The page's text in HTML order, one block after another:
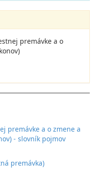
premávke a o
premávke a o zmene a
- slovník pojmov
premávka)